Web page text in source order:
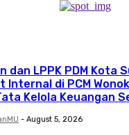
dan LPPK PDM Kota
Internal di PCM
Kelola Keuangan
- August 5, 2026